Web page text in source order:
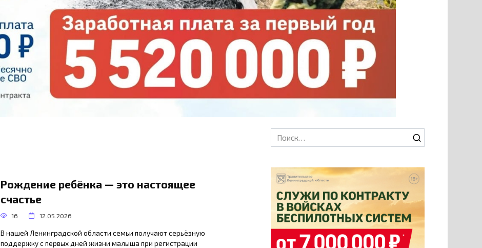
Рождение ребёнка — это настоящее
счастье
16 12.05.2026
В нашей Ленинградской области семьи получают серьёзную
поддержку с первых дней жизни малыша при регистрации
Search
for: